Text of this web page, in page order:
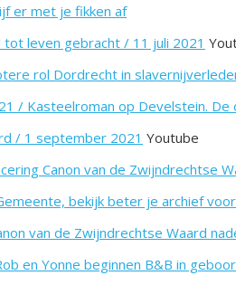
er met je fikken af
leven gebracht / 11 juli 2021
rol Dordrecht in
/ Kasteelroman op Develstein.
/ 1 september 2021 Youtube
Canon van de Zwijndrechtse
bekijk beter je archief
van de Zwijndrechtse Waard
en Yonne beginnen B&B in